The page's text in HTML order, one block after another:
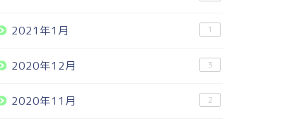
2021年1月 1
2020年12月 3
2020年11月 2